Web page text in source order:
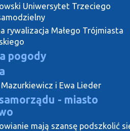
Uniwersytet Trzeciego
rywalizacja Małego Trójmiasta
pogody
i Ewa Lieder
- miasto
mają szansę podszkolić